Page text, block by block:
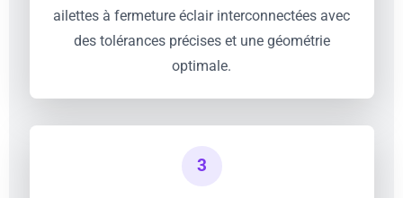
ailettes à fermeture éclair interconnectées avec
des tolérances précises et une géométrie
optimale.
3